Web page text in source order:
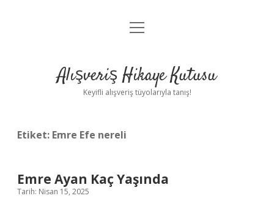
Anasayfa
Yasal Uyarı
menüyü
Alışveriş Hikaye Kutusu
Keyifli alışveriş tüyolarıyla tanış!
Etiket: Emre Efe nereli
Emre Ayan Kaç Yaşında
Tarih: Nisan 15, 2025